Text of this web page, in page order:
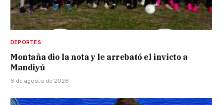
DEPORTES
Montaña dio la nota y le arrebató el invicto a
Mandiyú
6 de agosto de 2026